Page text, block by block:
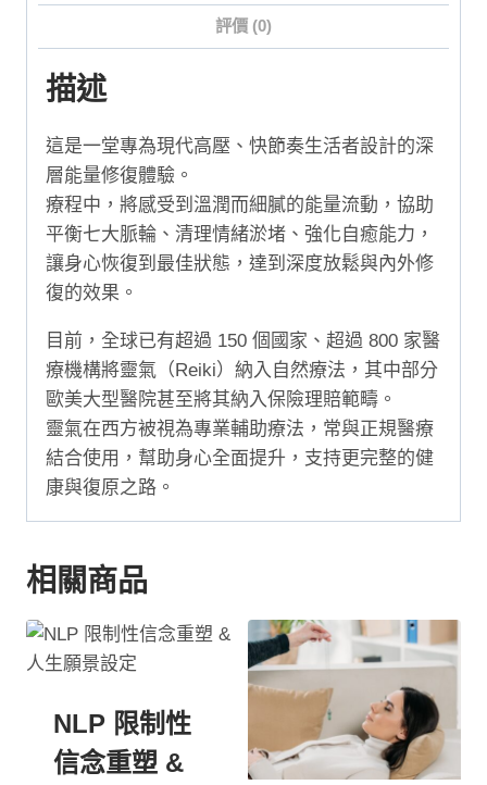
評價 (0)
描述
這是一堂專為現代高壓、快節奏生活者設計的深
層能量修復體驗。
療程中，將感受到溫潤而細膩的能量流動，協助
平衡七大脈輪、清理情緒淤堵、強化自癒能力，
讓身心恢復到最佳狀態，達到深度放鬆與內外修
復的效果。
目前，全球已有超過 150 個國家、超過 800 家醫
療機構將靈氣（Reiki）納入自然療法，其中部分
歐美大型醫院甚至將其納入保險理賠範疇。
靈氣在西方被視為專業輔助療法，常與正規醫療
結合使用，幫助身心全面提升，支持更完整的健
康與復原之路。
相關商品
NLP 限制性
信念重塑 &